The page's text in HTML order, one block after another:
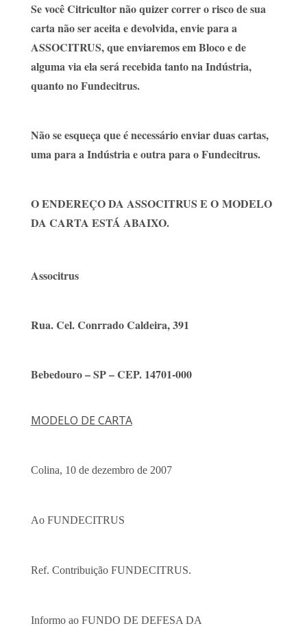
Se você Citricultor não quizer correr o risco de sua
carta não ser aceita e devolvida, envie para a
ASSOCITRUS, que enviaremos em Bloco e de
alguma via ela será recebida tanto na Indústria,
quanto no Fundecitrus.
Não se esqueça que é necessário enviar duas cartas,
uma para a Indústria e outra para o Fundecitrus.
O ENDEREÇO DA ASSOCITRUS E O MODELO
DA CARTA ESTÁ ABAIXO.
Associtrus
Rua. Cel. Conrrado Caldeira, 391
Bebedouro – SP – CEP. 14701-000
MODELO DE CARTA
Colina, 10 de dezembro de 2007
Ao FUNDECITRUS
Ref. Contribuição FUNDECITRUS.
Informo ao FUNDO DE DEFESA DA